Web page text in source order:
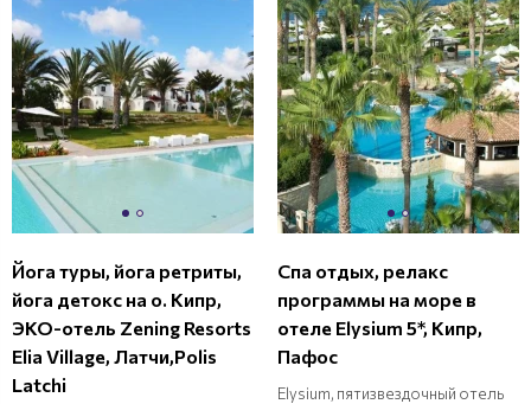
Йога туры, йога ретриты,
йога детокс на о. Кипр,
ЭКО-отель Zening Resorts
Elia Village, Латчи,Polis
Latchi
Спа отдых, релакс
программы на море в
отеле Elysium 5*, Кипр,
Пафос
Elysium, пятизвездочный отель